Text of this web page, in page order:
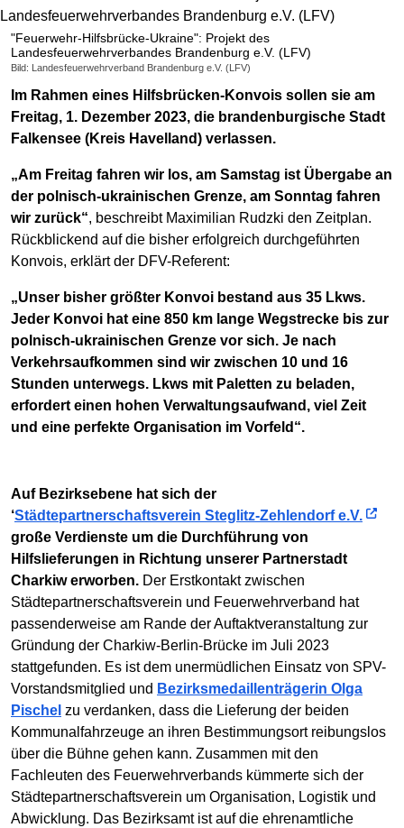
"Feuerwehr-Hilfsbrücke-Ukraine": Projekt des
Landesfeuerwehrverbandes Brandenburg e.V. (LFV)
Bild: Landesfeuerwehrverband Brandenburg e.V. (LFV)
Im Rahmen eines Hilfsbrücken-Konvois sollen sie am
Freitag, 1. Dezember 2023, die brandenburgische Stadt
Falkensee (Kreis Havelland) verlassen.
„Am Freitag fahren wir los, am Samstag ist Übergabe an
der polnisch-ukrainischen Grenze, am Sonntag fahren
wir zurück“, beschreibt Maximilian Rudzki den Zeitplan.
Rückblickend auf die bisher erfolgreich durchgeführten
Konvois, erklärt der DFV-Referent:
„Unser bisher größter Konvoi bestand aus 35 Lkws.
Jeder Konvoi hat eine 850 km lange Wegstrecke bis zur
polnisch-ukrainischen Grenze vor sich. Je nach
Verkehrsaufkommen sind wir zwischen 10 und 16
Stunden unterwegs. Lkws mit Paletten zu beladen,
erfordert einen hohen Verwaltungsaufwand, viel Zeit
und eine perfekte Organisation im Vorfeld“.
Auf Bezirksebene hat sich der
‘Städtepartnerschaftsverein Steglitz-Zehlendorf e.V.
große Verdienste um die Durchführung von
Hilfslieferungen in Richtung unserer Partnerstadt
Charkiw erworben. Der Erstkontakt zwischen
Städtepartnerschaftsverein und Feuerwehrverband hat
passenderweise am Rande der Auftaktveranstaltung zur
Gründung der Charkiw-Berlin-Brücke im Juli 2023
stattgefunden. Es ist dem unermüdlichen Einsatz von SPV-
Vorstandsmitglied und Bezirksmedaillenträgerin Olga
Pischel zu verdanken, dass die Lieferung der beiden
Kommunalfahrzeuge an ihren Bestimmungsort reibungslos
über die Bühne gehen kann. Zusammen mit den
Fachleuten des Feuerwehrverbands kümmerte sich der
Städtepartnerschaftsverein um Organisation, Logistik und
Abwicklung. Das Bezirksamt ist auf die ehrenamtliche